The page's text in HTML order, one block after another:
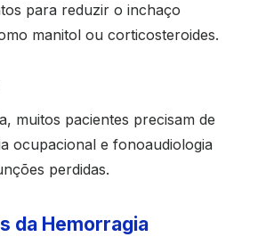
para reduzir o inchaço
manitol ou corticosteroides.
muitos pacientes precisam de
ocupacional e fonoaudiologia
perdidas.
da Hemorragia